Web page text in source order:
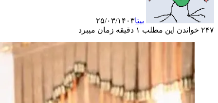
بیتا۲۵/۰۳/۱۴۰۳
۲۴۷ خواندن این مطلب ۱ دقیقه زمان میبرد